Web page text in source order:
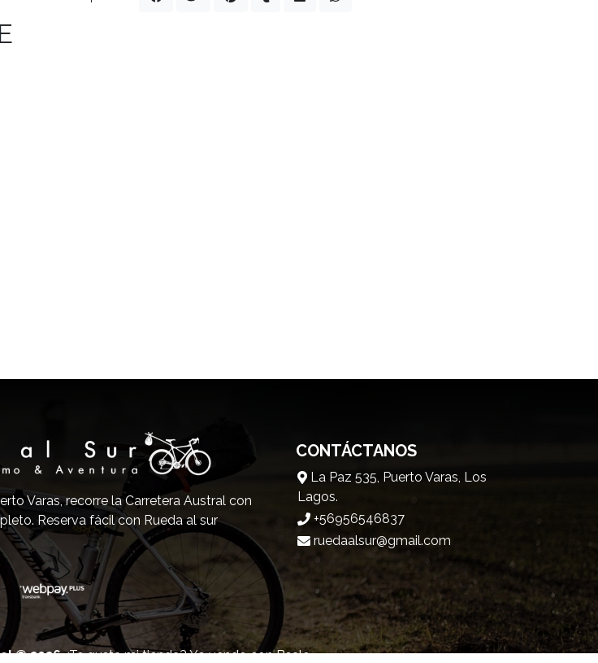
Varas, recorre la Carretera Austral con
Reserva fácil con Rueda al sur
CONTÁCTANOS
La Paz 535, Puerto Varas, Los
Lagos.
+56956546837
ruedaalsur@gmail.com
© 2026¿Te gusta mi tienda? Yo vendo conBsale